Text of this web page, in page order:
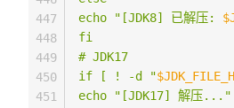
echo "[JDK8] 已解压:
fi
# JDK17
if [ ! -d "
echo "[JDK17] 解压..."
447
448
449
450
451